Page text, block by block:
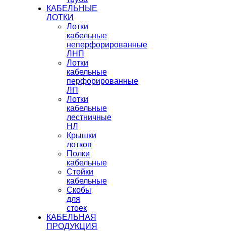
КАБЕЛЬНЫЕ
ЛОТКИ
Лотки
кабельные
неперфорированные
ЛНП
Лотки
кабельные
перфорированные
ЛП
Лотки
кабельные
лестничные
НЛ
Крышки
лотков
Полки
кабельные
Стойки
кабельные
Скобы
для
стоек
КАБЕЛЬНАЯ
ПРОДУКЦИЯ